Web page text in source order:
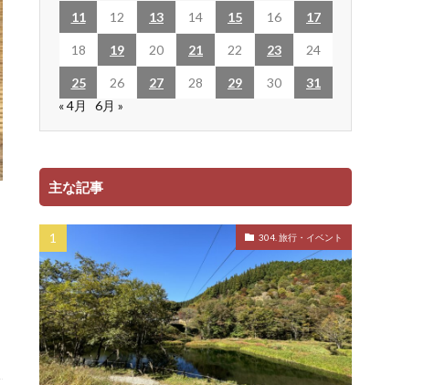
11 12 13 14 15 16 17
18 19 20 21 22 23 24
25 26 27 28 29 30
31
« 4月
6月 »
主な記事
304. 旅行・イベント